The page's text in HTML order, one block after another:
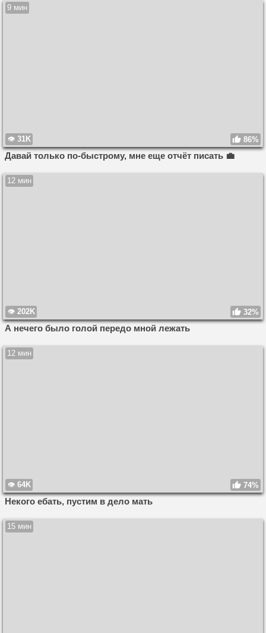
9 мин
31K 86%
Давай только по-быстрому, мне еще отчёт писать 💼
12 мин
202K 32%
А нечего было голой передо мной лежать
12 мин
64K 74%
Некого ебать, пустим в дело мать
15 мин